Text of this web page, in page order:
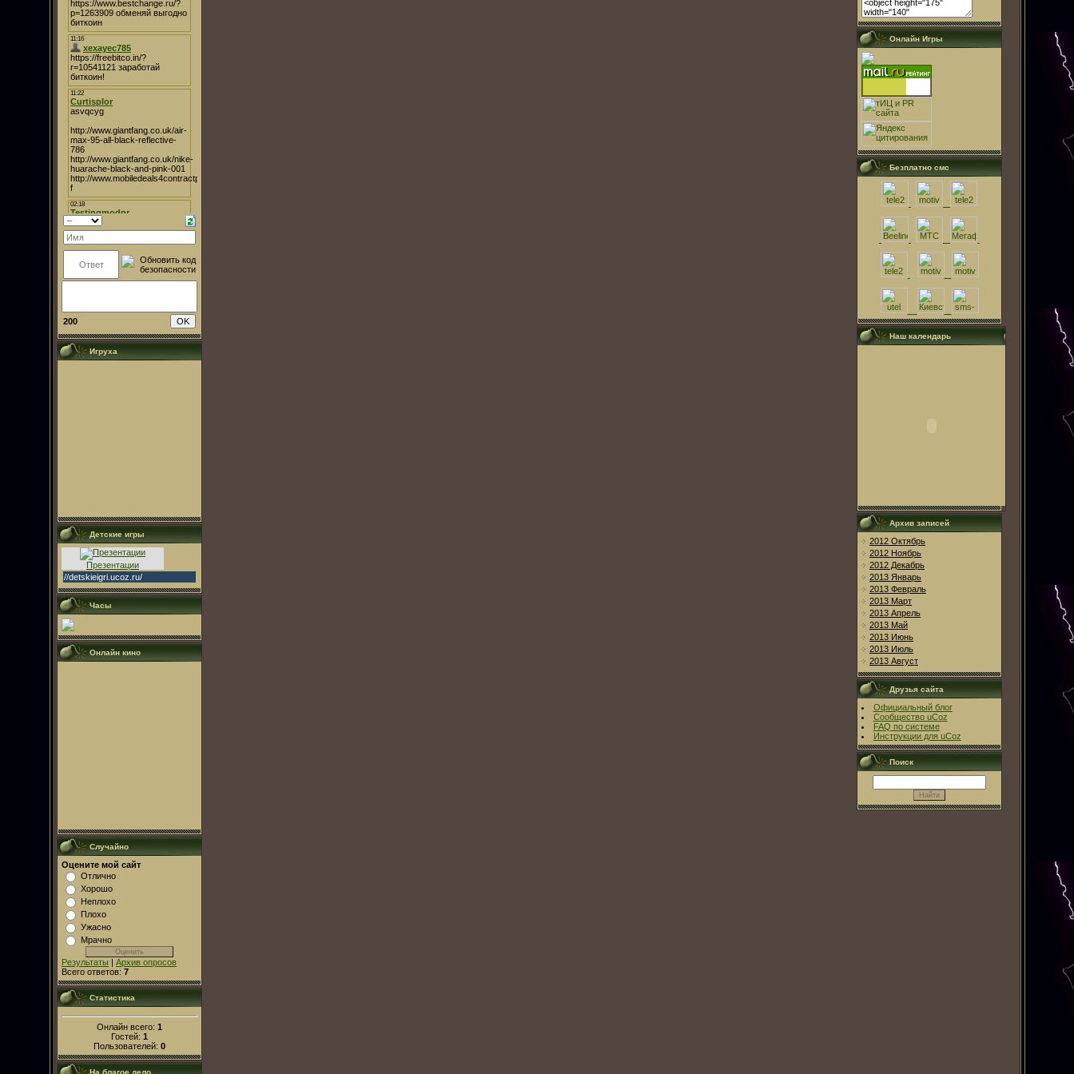
200
Игруха
Детские игры
Презентации
//detskieigri.ucoz.ru/
Часы
Онлайн кино
Случайно
Оцените мой сайт
Отлично
Хорошо
Неплохо
Плохо
Ужасно
Мрачно
Результаты | Архив опросов
Всего ответов: 7
Статистика
Онлайн всего: 1
Гостей: 1
Пользователей: 0
На благое дело
Онлайн Игры
Безплатно смс
Наш календарь
Архив записей
2012 Октябрь
2012 Ноябрь
2012 Декабрь
2013 Январь
2013 Февраль
2013 Март
2013 Апрель
2013 Май
2013 Июнь
2013 Июль
2013 Август
Друзья сайта
Официальный блог
Сообщество uCoz
FAQ по системе
Инструкции для uCoz
Поиск